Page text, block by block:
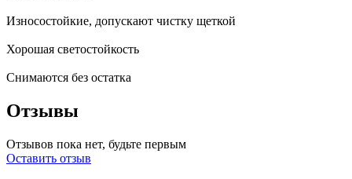
Износостойкие, допускают чистку щеткой
Хорошая светостойкость
Снимаются без остатка
Отзывы
Отзывов пока нет, будьте первым
Оставить отзыв